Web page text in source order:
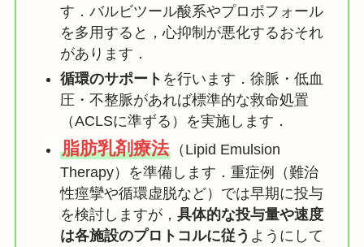
す．バルビツール酸系やプロポフォール
を多用すると，心抑制が悪化するおそれ
があります．
循環のサポート を行います．徐脈・低血
圧・不整脈があれば標準的な救命処置
（ACLSに準ずる）を実施します．
脂肪乳剤療法（Lipid Emulsion
Therapy）を準備します．重症例（難治
性痙攣や循環虚脱など）では早期に投与
を検討しますが， 具体的な投与量や速度
は各施設のプロトコルに従う ようにして